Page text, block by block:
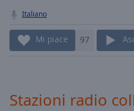
currently
behind
liveLIVE
Remaining
Time-
Italiano
Mi piace 97
Stazioni radio